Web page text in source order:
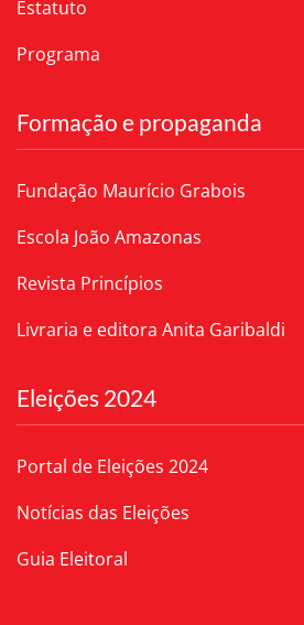
Estatuto
Programa
Formação e propaganda
Fundação Maurício Grabois
Escola João Amazonas
Revista Princípios
Livraria e editora Anita Garibaldi
Eleições 2024
Portal de Eleições 2024
Notícias das Eleições
Guia Eleitoral